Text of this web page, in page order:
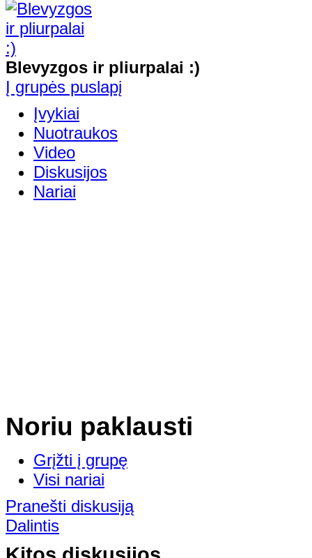
Blevyzgos ir pliurpalai :)
Į grupės puslapį
Įvykiai
Nuotraukos
Video
Diskusijos
Nariai
Noriu paklausti
Grįžti į grupę
Visi nariai
Pranešti diskusiją
Dalintis